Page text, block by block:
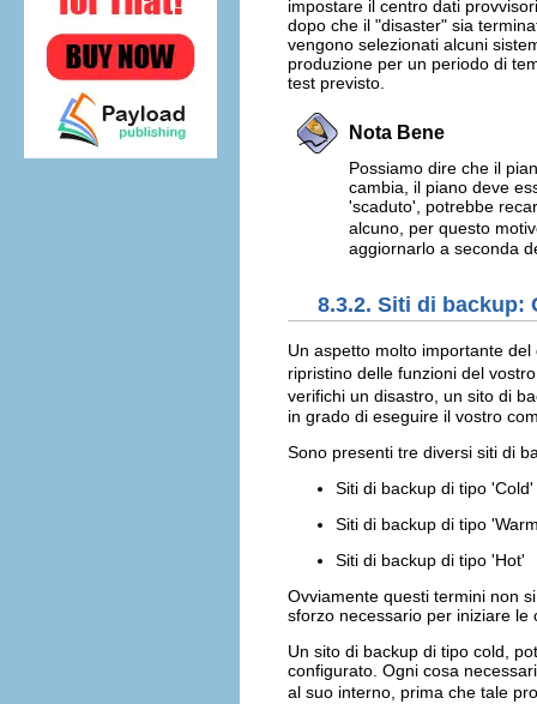
impostare il centro dati
dopo che il "disaster" sia
vengono selezionati alcuni
produzione per un periodo di
test previsto.
Nota Bene
Possiamo dire che il
cambia, il piano deve
'scaduto', potrebbe
alcuno, per questo
aggiornarlo a seconda
8.3.2. Siti di backup:
Un aspetto molto importante
ripristino delle funzioni del
verifichi un disastro, un sito di
in grado di eseguire il vostro
Sono presenti tre diversi siti di
Siti di backup di tipo 'Cold'
Siti di backup di tipo
Siti di backup di tipo 'Hot'
Ovviamente questi termini non
sforzo necessario per iniziare
Un sito di backup di tipo cold,
configurato. Ogni cosa
al suo interno, prima che tale